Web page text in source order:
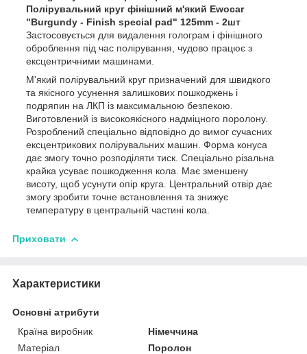
Полірувальний круг фінішний м'який Ewocar
"Burgundy - Finish special pad" 125mm - 2шт
Застосовується для видалення голограм і фінішного
оброблення під час полірування, чудово працює з
ексцентричними машинами.
М'який полірувальний круг призначений для швидкого
та якісного усунення залишкових пошкоджень і
подряпин на ЛКП із максимальною безпекою.
Виготовлений із високоякісного надміцного поролону.
Розроблений спеціально відповідно до вимог сучасних
ексцентрикових полірувальних машин. Форма конуса
дає змогу точно розподіляти тиск. Спеціально різальна
крайка усуває пошкодження кола. Має зменшену
висоту, щоб усунути опір круга. Центральний отвір дає
змогу зробити точне встановлення та знижує
температуру в центральній частині кола.
Приховати
Характеристики
Основні атрибути
Країна виробник
Німеччина
Матеріал
Поролон